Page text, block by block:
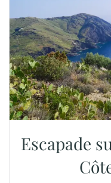
Escapade